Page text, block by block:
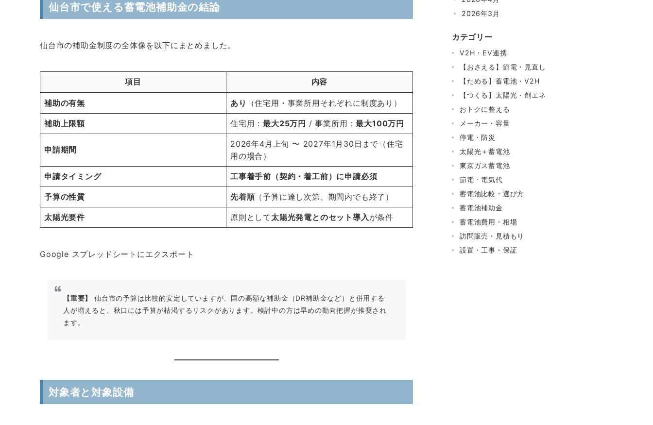
仙台市で使える蓄電池補助金の結論
仙台市の補助金制度の全体像を以下にまとめました。
項目 内容
補助の有無 あり （住宅用・事業所用それぞれに制度あり）
補助上限額 住宅用：最大25万円 / 事業所用：最大100万円
申請期間
2026年4月上旬 〜 2027年1月30日まで（住宅
用の場合）
申請タイミング 工事着手前（契約・着工前）に申請必須
予算の性質 先着順（予算に達し次第、期間内でも終了）
太陽光要件 原則として 太陽光発電とのセット導入が条件
Google スプレッドシートにエクスポート
【重要】
仙台市の予算は比較的安定していますが、国の高額な補助金（DR補助金など）と併用する
人が増えると、秋口には予算が枯渇するリスクがあります。検討中の方は早めの動向把握が推奨され
ます。
対象者と対象設備
2026年3月
カテゴリー
V2H・EV連携
【おさえる】節電・見直し
【ためる】蓄電池・V2H
【つくる】太陽光・創エネ
おトクに整える
メーカー・容量
停電・防災
太陽光＋蓄電池
東京ガス蓄電池
節電・電気代
蓄電池比較・選び方
蓄電池補助金
蓄電池費用・相場
訪問販売・見積もり
設置・工事・保証